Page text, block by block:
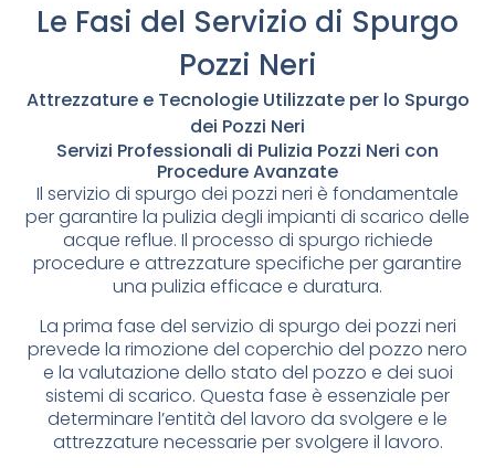
Le Fasi del Servizio di Spurgo
Pozzi Neri
Attrezzature e Tecnologie Utilizzate per lo Spurgo
dei Pozzi Neri
Servizi Professionali di Pulizia Pozzi Neri con
Procedure Avanzate
Il servizio di spurgo dei pozzi neri è fondamentale
per garantire la pulizia degli impianti di scarico delle
acque reflue. Il processo di spurgo richiede
procedure e attrezzature specifiche per garantire
una pulizia efficace e duratura.
La prima fase del servizio di spurgo dei pozzi neri
prevede la rimozione del coperchio del pozzo nero
e la valutazione dello stato del pozzo e dei suoi
sistemi di scarico. Questa fase è essenziale per
determinare l’entità del lavoro da svolgere e le
attrezzature necessarie per svolgere il lavoro.